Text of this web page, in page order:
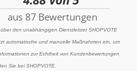
den unabhängigen Dienstleister SHOPVOTE
automatische und manuelle Maßnahmen ein, um
zur Echtheit von Kundenbewertungen
Sie bei SHOPVOTE.